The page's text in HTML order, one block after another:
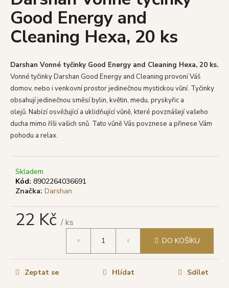
0,0
z
5
hvězdiček.
Good Energy and
Cleaning Hexa, 20 ks
Darshan Vonné tyčinky Good Energy and Cleaning Hexa, 20 ks.
Vonné tyčinky Darshan Good Energy and Cleaning provoní Váš
domov, nebo i venkovní prostor jedinečnou mystickou vůní. Tyčinky
obsahují jedinečnou směsí bylin, květin, medu, pryskyřic a
olejů. Nabízí osvěžující a uklidňující vůně, které povznášejí vašeho
ducha mimo říši vašich snů. Tato vůně Vás povznese a přinese Vám
pohodu a relax.
Skladem
Kód: 8902264036691
Značka: Darshan
22 Kč / ks
DO KOŠÍKU
Zeptat se Hlídat Sdílet
a
j
í
?
HLEDAT
o
p
o
r
m